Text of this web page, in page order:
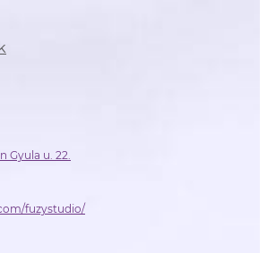
Gyula u. 22.
fuzystudio/